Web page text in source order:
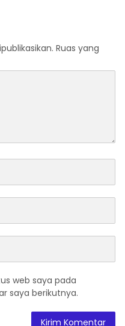
Ruas yang
web saya pada
saya berikutnya.